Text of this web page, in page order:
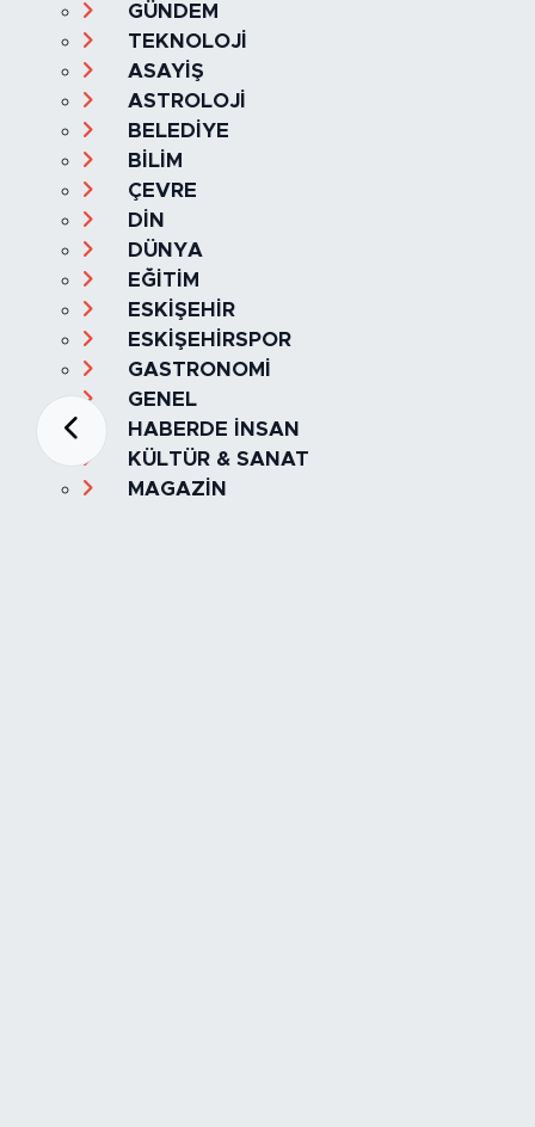
GÜNDEM
TEKNOLOJİ
ASAYİŞ
ASTROLOJİ
BELEDİYE
BİLİM
ÇEVRE
DİN
DÜNYA
EĞİTİM
ESKİŞEHİR
ESKİŞEHİRSPOR
GASTRONOMİ
GENEL
HABERDE İNSAN
KÜLTÜR & SANAT
MAGAZİN